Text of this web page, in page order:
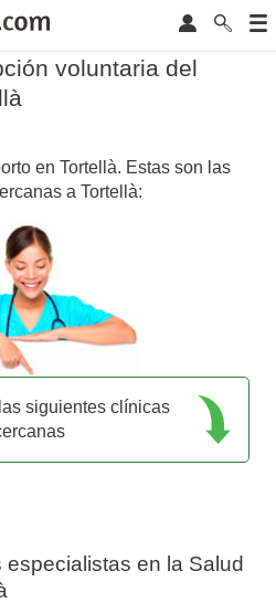
voluntaria del
en Tortellà. Estas son las
a Tortellà:
siguientes clínicas
en la Salud